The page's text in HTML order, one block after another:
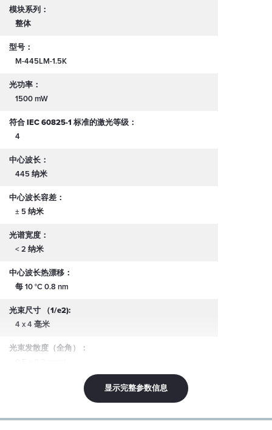
模块系列：
整体
型号：
M-445LM-1.5K
光功率：
1500 mW
符合 IEC 60825-1 标准的激光等级：
4
中心波长：
445 纳米
中心波长容差：
± 5 纳米
光谱宽度：
< 2 纳米
中心波长热漂移：
每 10 °C 0.8 nm
光束尺寸 （1/e2):
4 x 4 毫米
光束发散度（全角）：
极化比：
显示完整参数信息